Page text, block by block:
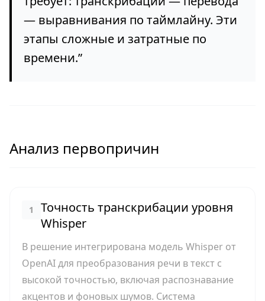
— выравнивания по таймлайну. Эти
этапы сложные и затратные по
времени.”
Анализ первопричин
1
Точность транскрибации уровня
Whisper
В решение интегрирована модель Whisper от
OpenAI для преобразования речи в текст с
высокой точностью, включая распознавание
акцентов и фоновых шумов. Система